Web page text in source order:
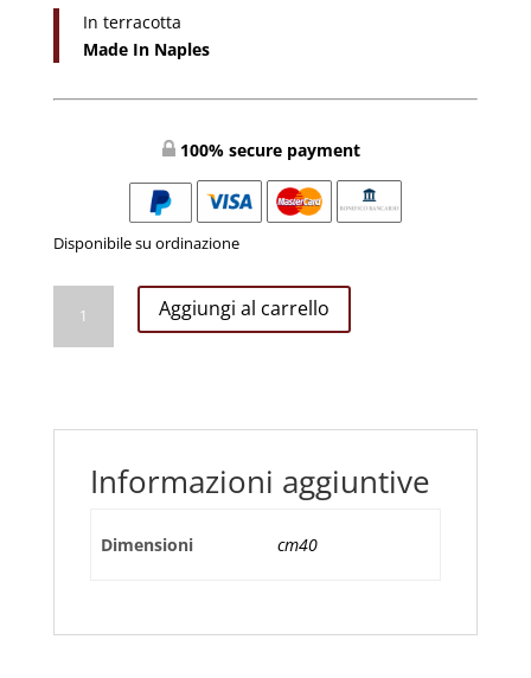
In terracotta
Made In Naples
100% secure payment
Disponibile su ordinazione
Napoletano
in
Occhi
Vetro
Aggiungi al carrello
Informazioni aggiuntive
Dimensioni cm40